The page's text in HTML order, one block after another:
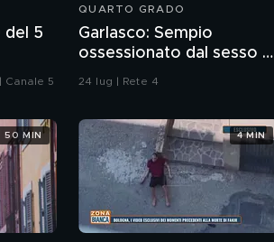
del 5
Canale 5
QUARTO GRADO
Garlasco: Sempio
ossessionato dal sesso o
ragazzo rispettoso?
24 lug | Rete 4
50 MIN 4 MIN